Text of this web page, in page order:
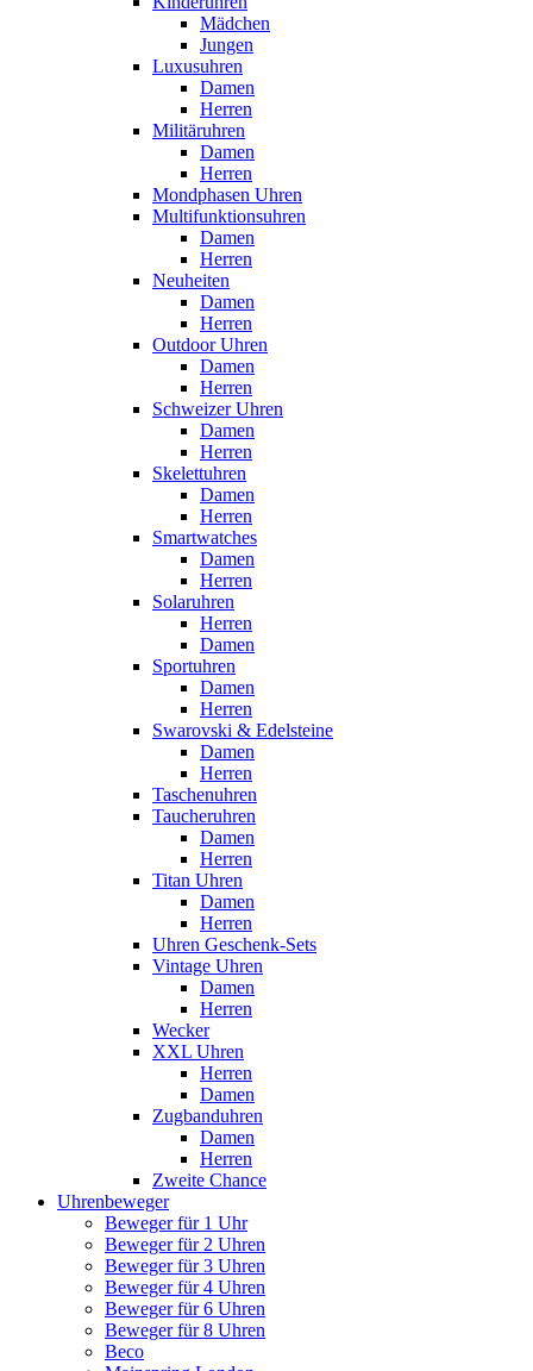
Mädchen
Jungen
Luxusuhren
Damen
Herren
Militäruhren
Damen
Herren
Mondphasen Uhren
Multifunktionsuhren
Damen
Herren
Neuheiten
Damen
Herren
Outdoor Uhren
Damen
Herren
Schweizer Uhren
Damen
Herren
Skelettuhren
Damen
Herren
Smartwatches
Damen
Herren
Solaruhren
Herren
Damen
Sportuhren
Damen
Herren
Swarovski & Edelsteine
Damen
Herren
Taschenuhren
Taucheruhren
Damen
Herren
Titan Uhren
Damen
Herren
Uhren Geschenk-Sets
Vintage Uhren
Damen
Herren
Wecker
XXL Uhren
Herren
Damen
Zugbanduhren
Damen
Herren
Zweite Chance
Uhrenbeweger
Beweger für 1 Uhr
Beweger für 2 Uhren
Beweger für 3 Uhren
Beweger für 4 Uhren
Beweger für 6 Uhren
Beweger für 8 Uhren
Beco